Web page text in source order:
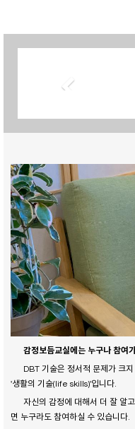
마음챙김
remove
마음이 우리를
우리가 마음을
는 기술
감정보듬교실에는 누구나 참여
DBT 기술은 정서적 문제가 크지
'생활의 기술(life skills)'입니다.
자신의 감정에 대해서 더 잘 알고
면 누구라도 참여하실 수 있습니다.